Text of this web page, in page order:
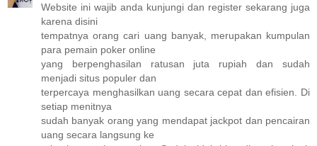
Website ini wajib anda kunjungi dan register sekarang juga
karena disini
tempatnya orang cari uang banyak, merupakan kumpulan
para pemain poker online
yang berpenghasilan ratusan juta rupiah dan sudah
menjadi situs populer dan
terpercaya menghasilkan uang secara cepat dan efisien. Di
setiap menitnya
sudah banyak orang yang mendapat jackpot dan pencairan
uang secara langsung ke